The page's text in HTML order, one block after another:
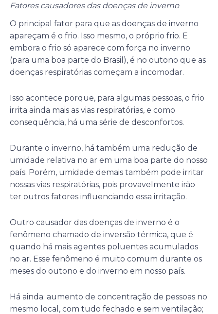
Fatores causadores das doenças de inverno
O principal fator para que as doenças de inverno
apareçam é o frio. Isso mesmo, o próprio frio. E
embora o frio só aparece com força no inverno
(para uma boa parte do Brasil), é no outono que as
doenças respiratórias começam a incomodar.
Isso acontece porque, para algumas pessoas, o frio
irrita ainda mais as vias respiratórias, e como
consequência, há uma série de desconfortos.
Durante o inverno, há também uma redução de
umidade relativa no ar em uma boa parte do nosso
país. Porém, umidade demais também pode irritar
nossas vias respiratórias, pois provavelmente irão
ter outros fatores influenciando essa irritação.
Outro causador das doenças de inverno é o
fenômeno chamado de inversão térmica, que é
quando há mais agentes poluentes acumulados
no ar. Esse fenômeno é muito comum durante os
meses do outono e do inverno em nosso país.
Há ainda: aumento de concentração de pessoas no
mesmo local, com tudo fechado e sem ventilação;